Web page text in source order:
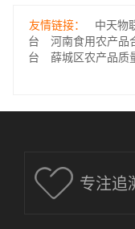
友情链接： 中天物
台
河南食用农产品
台
薛城区农产品质
专注追